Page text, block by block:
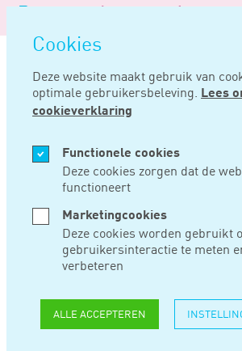
overslaan
Cookies
Deze website maakt gebruik van
optimale gebruikersbeleving. Lees
cookieverklaring
Functionele cookies
Deze cookies zorgen dat de
functioneert
Marketingcookies
Deze cookies worden gebruikt
gebruikersinteractie te meten
verbeteren
ALLE ACCEPTEREN
Logo
Noord
Negentig
Home Nieuws Handreiking werkplek
AUG 18, 2021
HANDREIKING
WERKPLEK
AANGEPAST
De handreiking ‘Welke gerichte